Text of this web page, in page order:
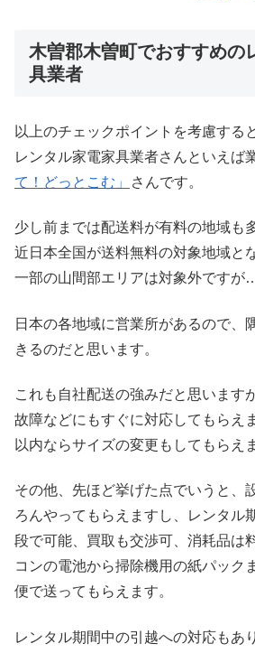
木曽郡木曽町でおすすめの
具業者
以上のチェックポイントを考慮する
レンタル家電家具業者さんといえば
て！どっとこむ」
さんです。
少し前までは配送料が有料の地域も
近日本全国が送料無料の対象地域と
一部の山間部エリアは対象外ですが…
日本の各地域に営業所があるので、
きるのだと思います。
これも自社配送の強みだと思います
故障などにもすぐに対応してもらえ
以内ならサイズの変更もしてもらえ
その他、先ほど挙げた点でいうと、
ろんやってもらえますし、レンタル
段で可能、買取も交渉可、消耗品は
コンの電池から掃除機用の紙パック
便で送ってもらえます。
レンタル期間中の引越への対応もあ